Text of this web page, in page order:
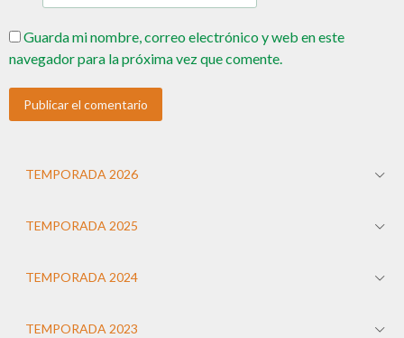
Guarda mi nombre, correo electrónico y web en este
navegador para la próxima vez que comente.
TEMPORADA 2026
TEMPORADA 2025
TEMPORADA 2024
TEMPORADA 2023